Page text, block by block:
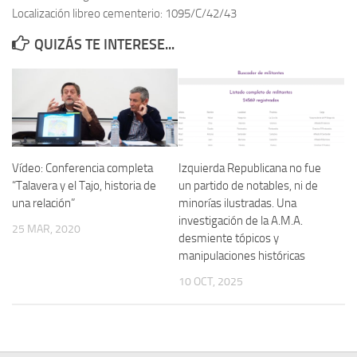
Memoria Histórica
Investigación previa de la represión en Talavera de la Reina (1937-
1947).
Informe Represión en Toledo 1936-1947 | Buscador
Informe de la fosa de abril de 1939 de Tembleque
Enciclopedia Republicana
Militantes históricos IR
Personajes republicanos
Izquierda Republicana. Agrupaciones y Militantes (1934-1939)
Izquierda Republicana. Navarra
Localización libreo cementerio: 1095/C/42/43
QUIZÁS TE INTERESE...
Vídeo: Conferencia completa
“Talavera y el Tajo, historia de
una relación”
25 MAR, 2020
Izquierda Republicana no fue
un partido de notables, ni de
minorías ilustradas. Una
investigación de la A.M.A.
desmiente tópicos y
manipulaciones históricas
10 OCT, 2025